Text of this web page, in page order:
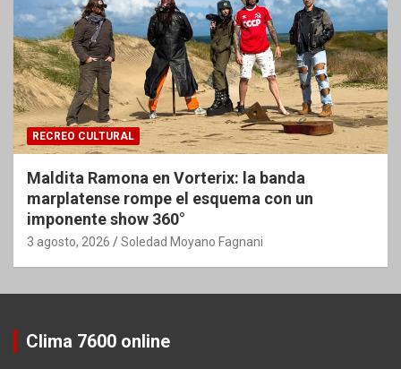
RECREO CULTURAL
Maldita Ramona en Vorterix: la banda
marplatense rompe el esquema con un
imponente show 360°
3 agosto, 2026 Soledad Moyano Fagnani
Clima 7600 online